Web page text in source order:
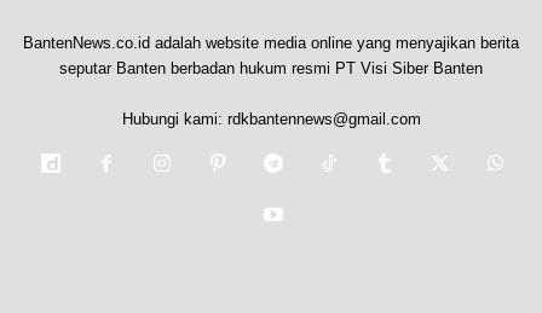
BantenNews.co.id adalah website media online yang menyajikan berita
seputar Banten berbadan hukum resmi PT Visi Siber Banten
Hubungi kami: rdkbantennews@gmail.com